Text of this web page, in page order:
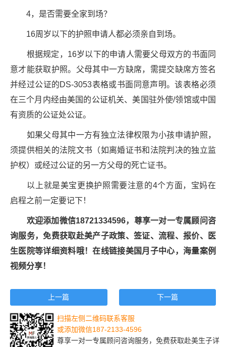
4，是否需要全家到场？
16周岁以下的护照申请人都必须亲自到场。
根据规定，16岁以下的申请人需要父母双方的书面同
意才能获取护照。父母其中一方缺席，需提交缺席方签名
并经过公证的DS-3053表格或书面同意声明。该表格必须
在三个月内经由美国的公证机关、美国驻外使/领馆或中国
有资质的公证处公证。
如果父母其中一方有独立法律权限为小孩申请护照，
须提供相关的法院文书（如离婚证书和法院判决的独立监
护权）或经过公证的另一方父母的死亡证书。
以上就是美宝更换护照需要注意的4个方面，宝妈在
启程之前一定要记下！
欢迎添加微信18721334596，尊享一对一专属顾问咨
询服务，免费获取赴美产子政策、签证、流程、报价、医
生医院等详细资料哦！在线链接美国月子中心，海量案例
视频分享！
上一篇 下一篇
扫描左侧二维码联系客服
或添加微信187-2133-4596
尊享一对一专属顾问咨询服务，免费获取赴美生子详